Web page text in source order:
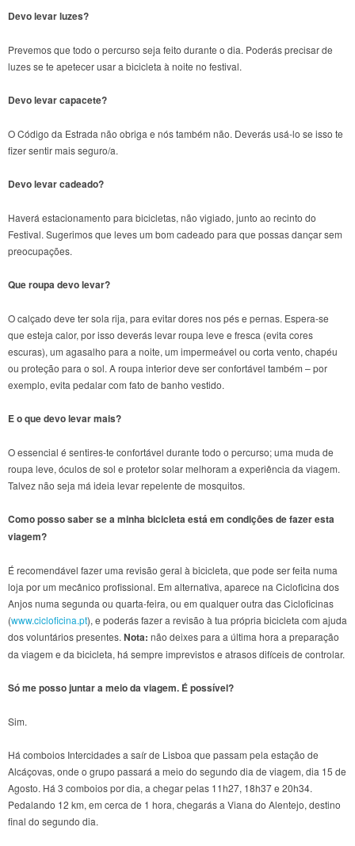
Devo levar luzes?
Prevemos que todo o percurso seja feito durante o dia. Poderás precisar de
luzes se te apetecer usar a bicicleta à noite no festival.
Devo levar capacete?
O Código da Estrada não obriga e nós também não. Deverás usá-lo se isso te
fizer sentir mais seguro/a.
Devo levar cadeado?
Haverá estacionamento para bicicletas, não vigiado, junto ao recinto do
Festival. Sugerimos que leves um bom cadeado para que possas dançar sem
preocupações.
Que roupa devo levar?
O calçado deve ter sola rija, para evitar dores nos pés e pernas. Espera-se
que esteja calor, por isso deverás levar roupa leve e fresca (evita cores
escuras), um agasalho para a noite, um impermeável ou corta vento, chapéu
ou proteção para o sol. A roupa interior deve ser confortável também – por
exemplo, evita pedalar com fato de banho vestido.
E o que devo levar mais?
O essencial é sentires-te confortável durante todo o percurso; uma muda de
roupa leve, óculos de sol e protetor solar melhoram a experiência da viagem.
Talvez não seja má ideia levar repelente de mosquitos.
Como posso saber se a minha bicicleta está em condições de fazer esta
viagem?
É recomendável fazer uma revisão geral à bicicleta, que pode ser feita numa
loja por um mecânico profissional. Em alternativa, aparece na Cicloficina dos
Anjos numa segunda ou quarta-feira, ou em qualquer outra das Cicloficinas
(www.cicloficina.pt), e poderás fazer a revisão à tua própria bicicleta com ajuda
dos voluntários presentes. Nota: não deixes para a última hora a preparação
da viagem e da bicicleta, há sempre imprevistos e atrasos difíceis de controlar.
Só me posso juntar a meio da viagem. É possível?
Sim.
Há comboios Intercidades a saír de Lisboa que passam pela estação de
Alcáçovas, onde o grupo passará a meio do segundo dia de viagem, dia 15 de
Agosto. Há 3 comboios por dia, a chegar pelas 11h27, 18h37 e 20h34.
Pedalando 12 km, em cerca de 1 hora, chegarás a Viana do Alentejo, destino
final do segundo dia.